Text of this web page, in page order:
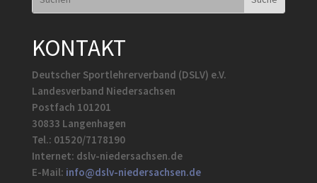
KONTAKT
Deutscher Sportlehrerverband (DSLV) e.V.
Landesverband Niedersachsen
Postfach 101201
30833 Langenhagen
Tel.: 01520/7178190
Internet: dslv-niedersachsen.de
E-Mail: info@dslv-niedersachsen.de